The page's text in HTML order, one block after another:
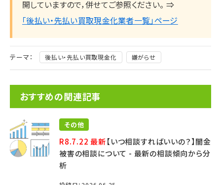
開していますので，併せてご参照ください。 ⇒
「後払い・先払い買取現金化業者一覧」ページ
テーマ： 後払い・先払い買取現金化 嫌がらせ
おすすめの関連記事
その他
R8.7.22 最新【いつ相談すればいいの？】闇金
被害の相談について - 最新の相談傾向から分
析